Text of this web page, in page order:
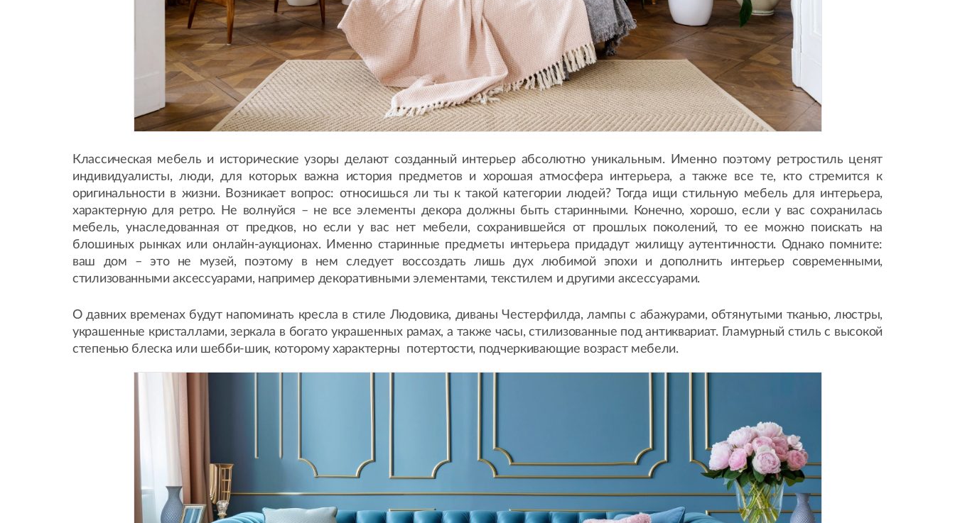
Классическая мебель и исторические узоры делают созданный интерьер абсолютно уникальным. Именно поэтому ретростиль ценят
индивидуалисты, люди, для которых важна история предметов и хорошая атмосфера интерьера, а также все те, кто стремится к
оригинальности в жизни. Возникает вопрос: относишься ли ты к такой категории людей? Тогда ищи стильную мебель для интерьера,
характерную для ретро. Не волнуйся – не все элементы декора должны быть старинными. Конечно, хорошо, если у вас сохранилась
мебель, унаследованная от предков, но если у вас нет мебели, сохранившейся от прошлых поколений, то ее можно поискать на
блошиных рынках или онлайн-аукционах. Именно старинные предметы интерьера придадут жилищу аутентичности. Однако помните:
ваш дом – это не музей, поэтому в нем следует воссоздать лишь дух любимой эпохи и дополнить интерьер современными,
стилизованными аксессуарами, например декоративными элементами, текстилем и другими аксессуарами.
О давних временах будут напоминать кресла в стиле Людовика, диваны Честерфилда, лампы с абажурами, обтянутыми тканью, люстры,
украшенные кристаллами, зеркала в богато украшенных рамах, а также часы, стилизованные под антиквариат. Гламурный стиль с высокой
степенью блеска или шебби-шик, которому характерны потертости, подчеркивающие возраст мебели.